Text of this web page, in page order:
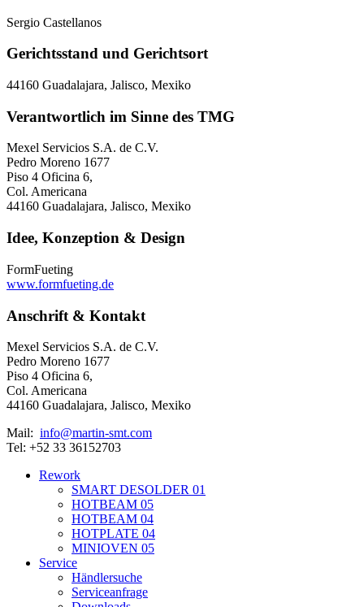
Sergio Castellanos
Gerichtsstand und Gerichtsort
44160 Guadalajara, Jalisco, Mexiko
Verantwortlich im Sinne des TMG
Mexel Servicios S.A. de C.V.
Pedro Moreno 1677
Piso 4 Oficina 6,
Col. Americana
44160 Guadalajara, Jalisco, Mexiko
Idee, Konzeption & Design
FormFueting
www.formfueting.de
Anschrift & Kontakt
Mexel Servicios S.A. de C.V.
Pedro Moreno 1677
Piso 4 Oficina 6,
Col. Americana
44160 Guadalajara, Jalisco, Mexiko
Mail: info@martin-smt.com
Tel: +52 33 36152703
Rework
SMART DESOLDER 01
HOTBEAM 05
HOTBEAM 04
HOTPLATE 04
MINIOVEN 05
Service
Händlersuche
Serviceanfrage